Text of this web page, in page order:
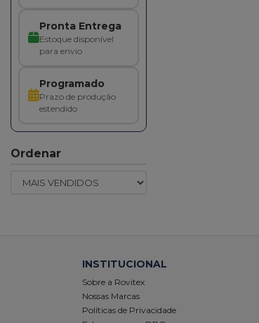
Pronta Entrega
Estoque disponível
para envio
Programado
Prazo de produção
estendido
Ordenar
INSTITUCIONAL
Sobre a Rovitex
Nossas Marcas
Políticas de Privacidade